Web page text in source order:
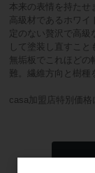
本来の表情を持たせ
高級材であるホワイ
定のない贅沢で高級
して塗装し直すこと
無垢板でこれほどの
難。繊維方向と樹種
casa加盟店特別価格